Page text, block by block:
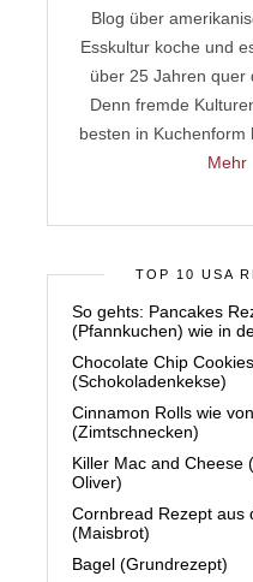
Blog über
Esskultur koche und
über 25 Jahren quer
Denn fremde
besten in Kuchenform
Mehr
TOP 10 USA
So gehts: Pancakes
(Pfannkuchen) wie in
Chocolate Chip Cookies
(Schokoladenkekse)
Cinnamon Rolls wie
(Zimtschnecken)
Killer Mac and Cheese
Oliver)
Cornbread Rezept aus
(Maisbrot)
Bagel (Grundrezept)